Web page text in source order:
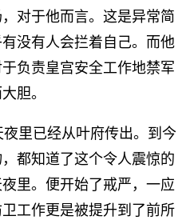
对于他而言。这是异常简
没有人会拦着自己。而他
负责皇宫安全工作地禁军
胆。
里已经从叶府传出。到今
都知道了这个令人震惊的
里。便开始了戒严，一应
工作更是被提升到了前所